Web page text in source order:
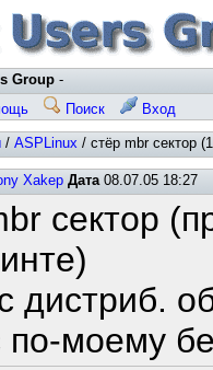
Group -
Поиск Вход
/ ASPLinux / стёр mbr сектор
Xakep Дата08.07.05 18:27
сектор
дистриб.
по-моему